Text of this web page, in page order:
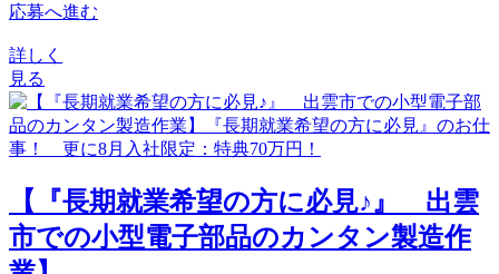
応募へ進む
詳しく
見る
【『長期就業希望の方に必見♪』 出雲
市での小型電子部品のカンタン製造作